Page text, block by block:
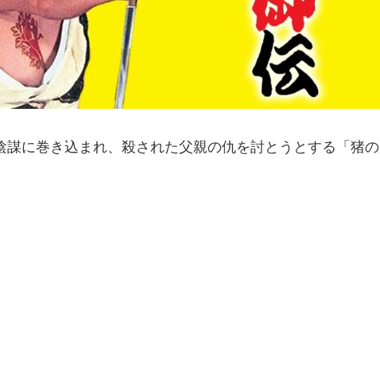
に巻き込まれ、殺された父親の仇を討とうとする「猪